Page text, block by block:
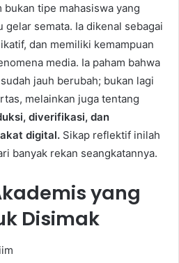
tipe mahasiswa yang
gelar semata. Ia dikenal sebagai
dan memiliki kemampuan
media. Ia paham bahwa
jauh berubah; bukan lagi
melainkan juga tentang
diverifikasi, dan
digital. Sikap reflektif inilah
banyak rekan seangkatannya.
yang
Disimak